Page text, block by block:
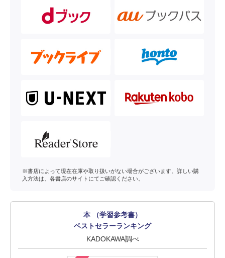
※書店によって現在在庫や取り扱いがない場合がございます。詳しい購
入方法は、各書店のサイトにてご確認ください。
本 （学習参考書）
ベストセラーランキング
KADOKAWA調べ